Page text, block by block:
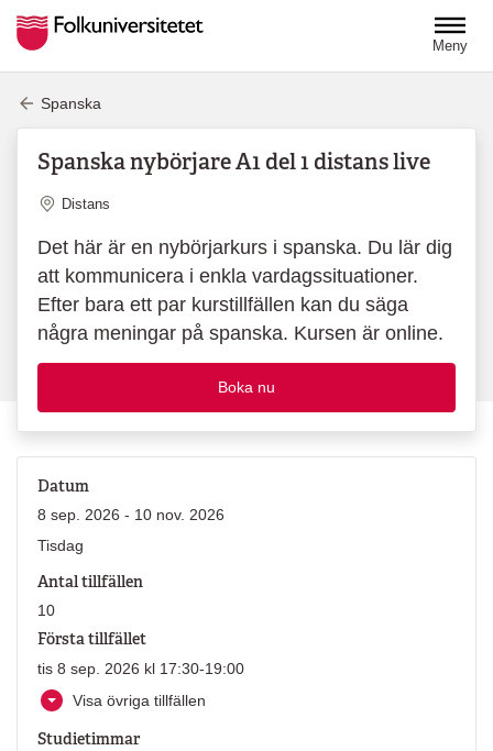
Meny
Spanska
Spanska nybörjare A1 del 1 distans live
Plats
Distans
Det här är en nybörjarkurs i spanska. Du lär dig
att kommunicera i enkla vardagssituationer.
Efter bara ett par kurstillfällen kan du säga
några meningar på spanska. Kursen är online.
Boka nu
Datum
8 sep. 2026 - 10 nov. 2026
Tisdag
Antal tillfällen
10
Första tillfället
tis 8 sep. 2026 kl 17:30-19:00
Visa övriga tillfällen
Studietimmar